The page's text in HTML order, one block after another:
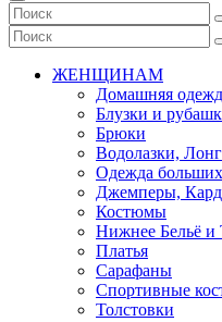
ЖЕНЩИНАМ
Домашняя
Блузки и
Брюки
Водолазки,
Одежда больших
Джемперы,
Костюмы
Нижнее Бельё и
Платья
Сарафаны
Спортивные
Толстовки